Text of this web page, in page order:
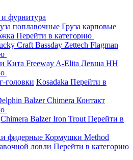
фурнитура
поплавочные Груза карповые
Перейти в категорию
Craft Bassday Zettech Flagman
Кита Freeway A-Elita Левша НН
головки Kosadaka Перейти в
BalzerChimera Контакт
Chimera BalzerIron Trout Перейти в
фидерные Кормушки Method
ловли Перейти в категорию